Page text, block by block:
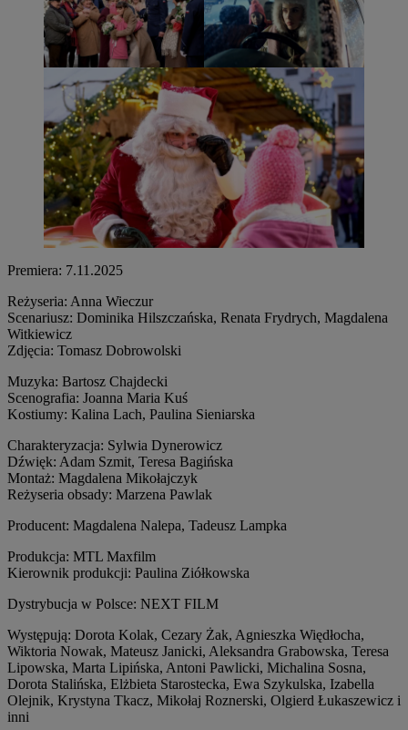
Premiera: 7.11.2025
Reżyseria: Anna Wieczur
Scenariusz: Dominika Hilszczańska, Renata Frydrych, Magdalena
Witkiewicz
Zdjęcia: Tomasz Dobrowolski
Muzyka: Bartosz Chajdecki
Scenografia: Joanna Maria Kuś
Kostiumy: Kalina Lach, Paulina Sieniarska
Charakteryzacja: Sylwia Dynerowicz
Dźwięk: Adam Szmit, Teresa Bagińska
Montaż: Magdalena Mikołajczyk
Reżyseria obsady: Marzena Pawlak
Producent: Magdalena Nalepa, Tadeusz Lampka
Produkcja: MTL Maxfilm
Kierownik produkcji: Paulina Ziółkowska
Dystrybucja w Polsce: NEXT FILM
Występują: Dorota Kolak, Cezary Żak, Agnieszka Więdłocha,
Wiktoria Nowak, Mateusz Janicki, Aleksandra Grabowska, Teresa
Lipowska, Marta Lipińska, Antoni Pawlicki, Michalina Sosna,
Dorota Stalińska, Elżbieta Starostecka, Ewa Szykulska, Izabella
Olejnik, Krystyna Tkacz, Mikołaj Roznerski, Olgierd Łukaszewicz i
inni